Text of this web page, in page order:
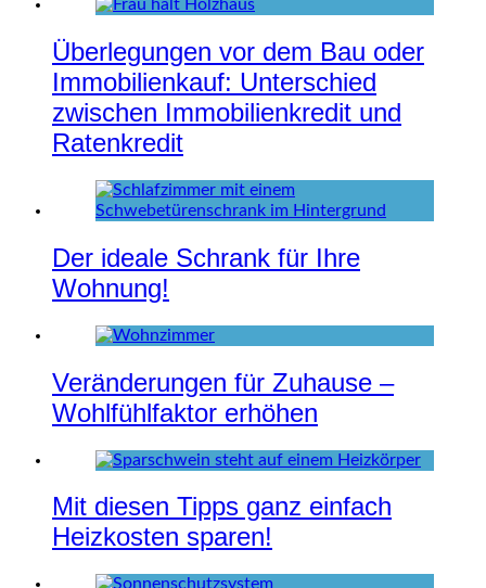
Überlegungen vor dem Bau oder
Immobilienkauf: Unterschied
zwischen Immobilienkredit und
Ratenkredit
Der ideale Schrank für Ihre
Wohnung!
Veränderungen für Zuhause –
Wohlfühlfaktor erhöhen
Mit diesen Tipps ganz einfach
Heizkosten sparen!